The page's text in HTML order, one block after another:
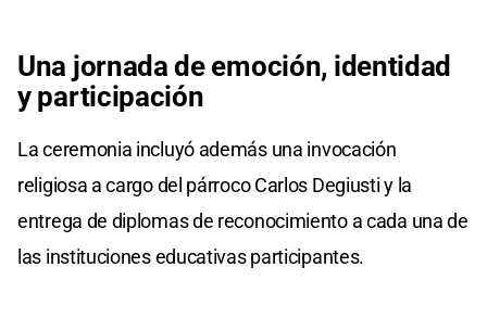
Una jornada de emoción, identidad
y participación
La ceremonia incluyó además una invocación
religiosa a cargo del párroco Carlos Degiusti y la
entrega de diplomas de reconocimiento a cada una de
las instituciones educativas participantes.